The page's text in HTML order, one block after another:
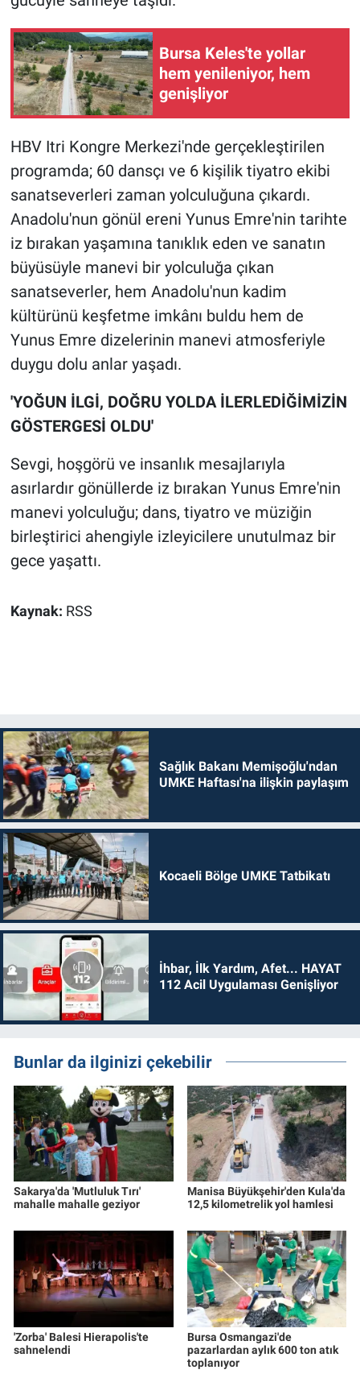
Bursa Keles'te yollar
hem yenileniyor, hem
genişliyor
HBV Itri Kongre Merkezi'nde gerçekleştirilen
programda; 60 dansçı ve 6 kişilik tiyatro ekibi
sanatseverleri zaman yolculuğuna çıkardı.
Anadolu'nun gönül ereni Yunus Emre'nin tarihte
iz bırakan yaşamına tanıklık eden ve sanatın
büyüsüyle manevi bir yolculuğa çıkan
sanatseverler, hem Anadolu'nun kadim
kültürünü keşfetme imkânı buldu hem de
Yunus Emre dizelerinin manevi atmosferiyle
duygu dolu anlar yaşadı.
'YOĞUN İLGİ, DOĞRU YOLDA İLERLEDİĞİMİZİN
GÖSTERGESİ OLDU'
Sevgi, hoşgörü ve insanlık mesajlarıyla
asırlardır gönüllerde iz bırakan Yunus Emre'nin
manevi yolculuğu; dans, tiyatro ve müziğin
birleştirici ahengiyle izleyicilere unutulmaz bir
gece yaşattı.
Kaynak: RSS
Sağlık Bakanı Memişoğlu'ndan
UMKE Haftası'na ilişkin paylaşım
Kocaeli Bölge UMKE Tatbikatı
İhbar, İlk Yardım, Afet... HAYAT
112 Acil Uygulaması Genişliyor
Bunlar da ilginizi çekebilir
Sakarya'da 'Mutluluk Tırı'
mahalle mahalle geziyor
Manisa Büyükşehir'den Kula'da
12,5 kilometrelik yol hamlesi
'Zorba' Balesi Hierapolis'te
sahnelendi
Bursa Osmangazi'de
pazarlardan aylık 600 ton atık
toplanıyor